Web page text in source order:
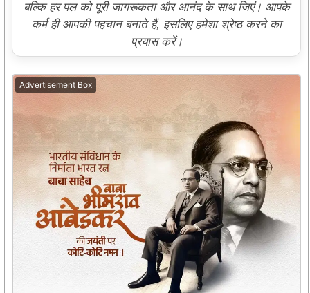
बल्कि हर पल को पूरी जागरूकता और आनंद के साथ जिएं। आपके
कर्म ही आपकी पहचान बनाते हैं, इसलिए हमेशा श्रेष्ठ करने का
प्रयास करें।
Advertisement Box